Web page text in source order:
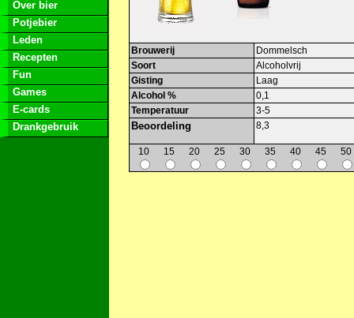
Over bier
Potjebier
Leden
Recepten
Fun
Games
E-cards
Drankgebruik
Brouwerij
Dommelsch
Soort
Alcoholvrij
Gisting
Laag
Alcohol %
0,1
Temperatuur
3-5
Beoordeling 8,3
10 15 20 25 30 35 40 45 50